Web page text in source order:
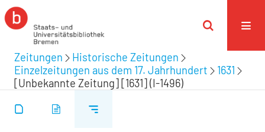
Zeitungen
Historische Zeitungen
Einzelzeitungen aus dem 17. Jahrhundert
1631
[Unbekannte Zeitung] [1631] (I-1496)